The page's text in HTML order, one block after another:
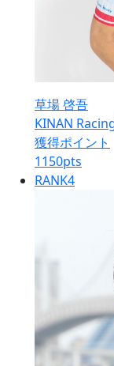
草場 啓吾
KINAN
獲得ポイント
1150pts
RANK4